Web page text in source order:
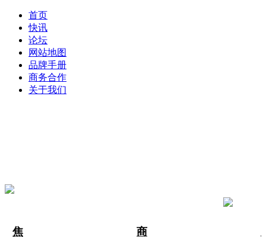
首页
快讯
论坛
网站地图
品牌手册
商务合作
关于我们
焦
商